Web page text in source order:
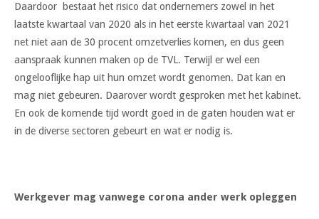
Daardoor bestaat het risico dat ondernemers zowel in het
laatste kwartaal van 2020 als in het eerste kwartaal van 2021
net niet aan de 30 procent omzetverlies komen, en dus geen
aanspraak kunnen maken op de TVL. Terwijl er wel een
ongelooflijke hap uit hun omzet wordt genomen. Dat kan en
mag niet gebeuren. Daarover wordt gesproken met het kabinet.
En ook de komende tijd wordt goed in de gaten houden wat er
in de diverse sectoren gebeurt en wat er nodig is.
Werkgever mag vanwege corona ander werk opleggen